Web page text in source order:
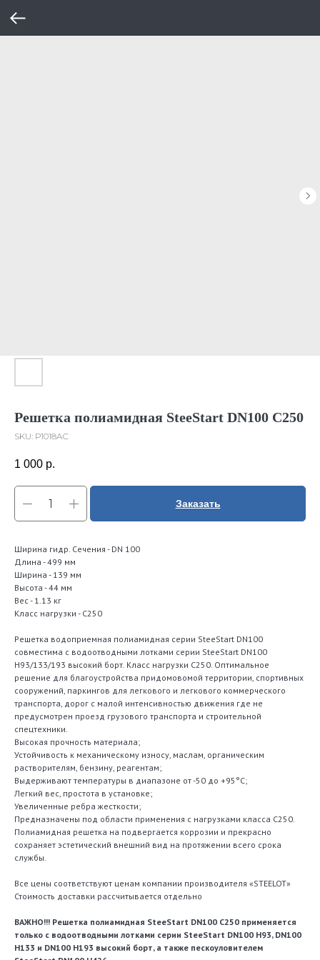
Решетка полиамидная SteeStart DN100 C250
SKU: Р1018AС
1 000 р.
Заказать
Ширина гидр. Сечения - DN 100
Длина - 499 мм
Ширина - 139 мм
Высота - 44 мм
Вес - 1.13 кг
Класс нагрузки - С250
Решетка водоприемная полиамидная серии SteeStart DN100
совместима с водоотводными лотками серии SteeStart DN100
Н93/133/193 высокий борт. Класс нагрузки С250. Оптимальное
решение для благоустройства придомовомой территории, спортивных
сооружений, паркингов для легкового и легкового коммерческого
транспорта, дорог с малой интенсивностью движения где не
предусмотрен проезд грузового транспорта и строительной
спецтехники.
Высокая прочность материала;
Устойчивость к механическому износу, маслам, органическим
растворителям, бензину, реагентам;
Выдерживают температуры в диапазоне от -50 до +95°С;
Легкий вес, простота в установке;
Увеличенные ребра жесткости;
Предназначены под области применения с нагрузками класса С250.
Полиамидная решетка на подвергается коррозии и прекрасно
сохраняет эстетический внешний вид на протяжении всего срока
службы.
Все цены соответствуют ценам компании производителя «STEELOT»
Стоимость доставки рассчитывается отдельно
ВАЖНО!!! Решетка полиамидная SteeStart DN100 C250 применяется
только с водоотводными лотками серии SteeStart DN100 H93, DN100
Н133 и DN100 Н193 высокий борт, а также пескоуловителем